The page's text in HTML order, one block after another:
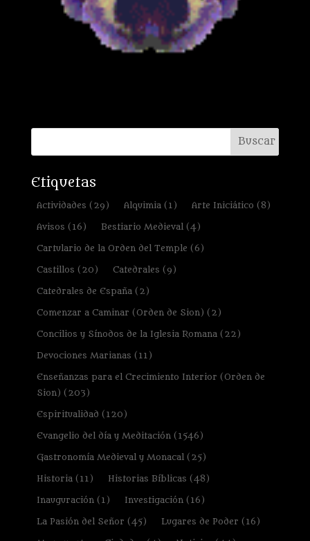
Etiquetas
Actividades (29) Alquimia (1) Arte Iniciático (8)
Avisos (16) Bestiario Medieval (4)
Cartulario de la Orden del Temple (6)
Castillos (20) Catedrales (9)
Catedrales de España (2)
Comenzar a Caminar (Orden de Sion) (2)
Concilios y Sínodos de la Iglesia Romana (22)
Devociones Marianas (11)
Enseñanzas para el Crecimiento Interior (Orden de
Sion) (203)
Espiritualidad (120)
Evangelio del día y Meditación (1546)
Gastronomía Medieval y Monacal (25)
Historia (11) Historias Bíblicas (48)
Inauguración (1) Investigación (16)
La Pasión del Señor (45) Lugares de Poder (16)